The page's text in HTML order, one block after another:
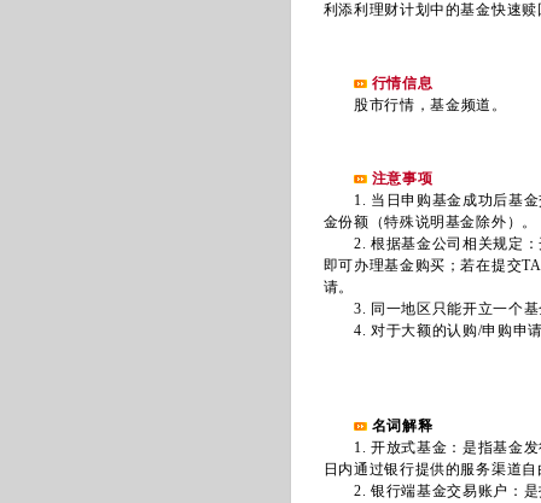
利添利理财计划中的基金快速
行情信息
股市行情 ，基金频道 。
注意事项
1. 当日申购基金成功后基金
金份额（特殊说明基金除外）。
2. 根据基金公司相关规定：
即可办理基金购买；若在提交
请。
3. 同一地区只能开立一个基
4. 对于大额的认购/申购申请
名词解释
1. 开放式基金：是指基金发
日内通过银行提供的服务渠道
2. 银行端基金交易账户：是